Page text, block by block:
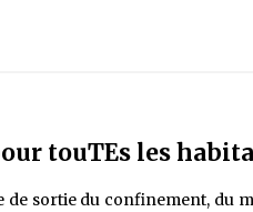
touTEs les
de sortie du confinement, du